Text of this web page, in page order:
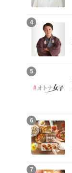
4
5
6
7